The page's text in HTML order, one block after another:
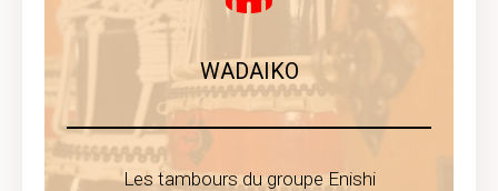
WADAIKO
Les tambours du groupe Enishi